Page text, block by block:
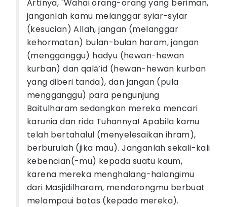
Artinya, "Wahai orang-orang yang beriman,
janganlah kamu melanggar syiar-syiar
(kesucian) Allah, jangan (melanggar
kehormatan) bulan-bulan haram, jangan
(mengganggu) hadyu (hewan-hewan
kurban) dan qalā’id (hewan-hewan kurban
yang diberi tanda), dan jangan (pula
mengganggu) para pengunjung
Baitulharam sedangkan mereka mencari
karunia dan rida Tuhannya! Apabila kamu
telah bertahalul (menyelesaikan ihram),
berburulah (jika mau). Janganlah sekali-kali
kebencian(-mu) kepada suatu kaum,
karena mereka menghalang-halangimu
dari Masjidilharam, mendorongmu berbuat
melampaui batas (kepada mereka).